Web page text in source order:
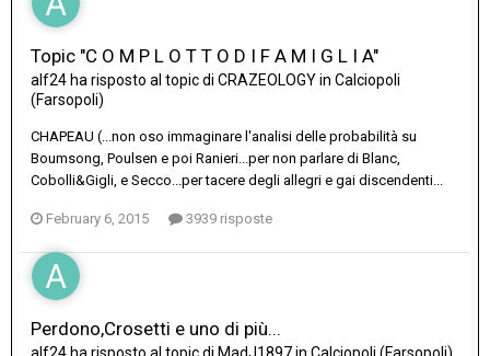
Topic "C O M P L O T T O D I F A M I G L I A"
alf24 ha risposto al topic di CRAZEOLOGYin Calciopoli
(Farsopoli)
CHAPEAU (...non oso immaginare l'analisi delle probabilità su
Boumsong, Poulsen e poi Ranieri...per non parlare di Blanc,
Cobolli&Gigli, e Secco...per tacere degli allegri e gai discendenti...
February 6, 2015 3939 risposte
Perdono,Crosetti e uno di più...